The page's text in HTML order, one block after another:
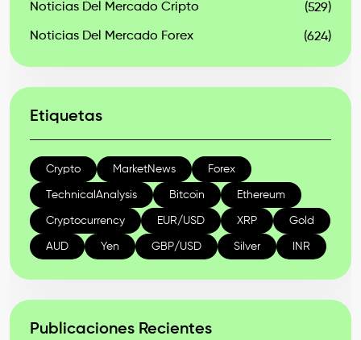
Noticias Del Mercado Cripto (529)
Noticias Del Mercado Forex (624)
Etiquetas
Crypto MarketNews Forex
TechnicalAnalysis Bitcoin Ethereum
Cryptocurrency EUR/USD XRP Gold
AUD Yen GBP/USD Silver INR
Publicaciones Recientes